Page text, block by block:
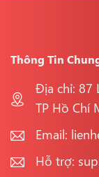
Thông Tin
Địa chỉ: 87
TP Hồ Chí
Email:
Hỗ trợ: